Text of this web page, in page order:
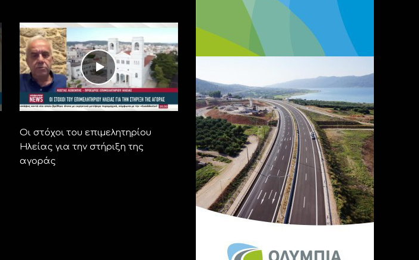
Οι στόχοι του επιμελητηρίου
Ηλείας για την στήριξη της
αγοράς